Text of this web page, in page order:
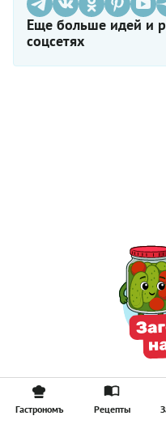
Еще больше идей и
соцсетях
Гастрономъ Рецепты